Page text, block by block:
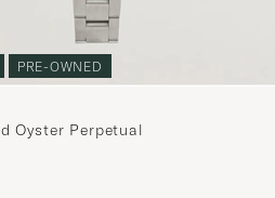
PRE-OWNED
Oyster Perpetual